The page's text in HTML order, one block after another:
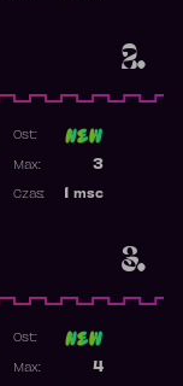
2.
3.
Ost:
3
Max:
msc
Czas:
Ost:
4
Max: